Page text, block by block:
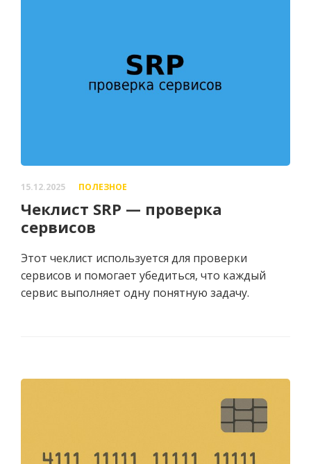
15.12.2025 ПОЛЕЗНОЕ
Чеклист SRP — проверка
сервисов
Этот чеклист используется для проверки
сервисов и помогает убедиться, что каждый
сервис выполняет одну понятную задачу.